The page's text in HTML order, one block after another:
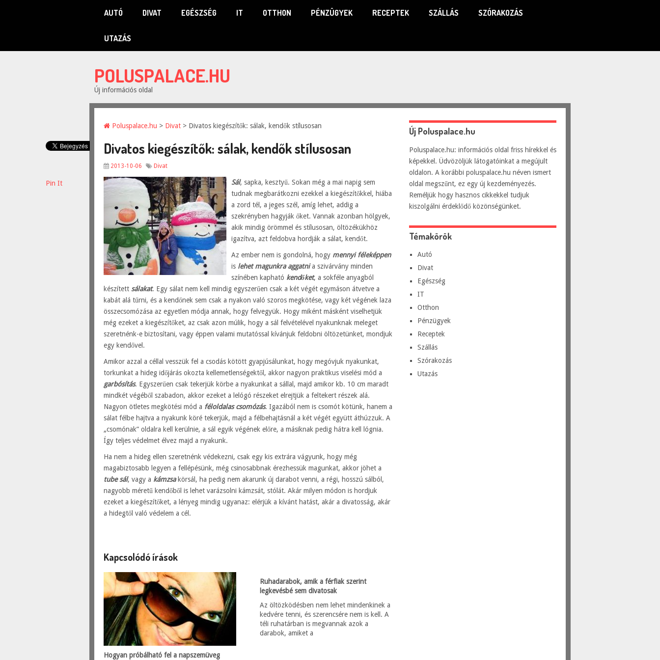
AUTÓ DIVAT EGÉSZSÉG IT OTTHON PÉNZÜGYEK RECEPTEK SZÁLLÁS SZÓRAKOZÁS
UTAZÁS
POLUSPALACE.HU
Új információs oldal
Poluspalace.hu > Divat > Divatos kiegészítők: sálak, kendők stílusosan
Divatos kiegészítők: sálak, kendők stílusosan
2013-10-06 Divat
Sál, sapka, kesztyű. Sokan még a mai napig sem
tudnak megbarátkozni ezekkel a kiegészítőkkel, hiába
a zord tél, a jeges szél, amíg lehet, addig a
szekrényben hagyják őket. Vannak azonban hölgyek,
akik mindig örömmel és stílusosan, öltözékükhöz
igazítva, azt feldobva hordják a sálat, kendőt.
Az ember nem is gondolná, hogy mennyi féleképpen
is lehet magunkra aggatnia szivárvány minden
színében kapható kendőket, a sokféle anyagból
készített sálakat. Egy sálat nem kell mindig egyszerűen csak a két végét egymáson átvetve a
kabát alá tűrni, és a kendőnek sem csak a nyakon való szoros megkötése, vagy két végének laza
összecsomózása az egyetlen módja annak, hogy felvegyük. Hogy miként másként viselhetjük
még ezeket a kiegészítőket, az csak azon múlik, hogy a sál felvételével nyakunknak meleget
szeretnénk-e biztosítani, vagy éppen valami mutatóssal kívánjuk feldobni öltözetünket, mondjuk
egy kendővel.
Amikor azzal a céllal vesszük fel a csodás kötött gyapjúsálunkat, hogy megóvjuk nyakunkat,
torkunkat a hideg időjárás okozta kellemetlenségektől, akkor nagyon praktikus viselési mód a
garbósítás. Egyszerűen csak tekerjük körbe a nyakunkat a sállal, majd amikor kb. 10 cm maradt
mindkét végéből szabadon, akkor ezeket a lelógó részeket elrejtjük a feltekert részek alá.
Nagyon ötletes megkötési mód a féloldalas csomózás. Igazából nem is csomót kötünk, hanem a
sálat félbe hajtva a nyakunk köré tekerjük, majd a félbehajtásnál a két végét együtt áthúzzuk. A
„csomónak” oldalra kell kerülnie, a sál egyik végének előre, a másiknak pedig hátra kell lógnia.
Így teljes védelmet élvez majd a nyakunk.
Ha nem a hideg ellen szeretnénk védekezni, csak egy kis extrára vágyunk, hogy még
magabiztosabb legyen a fellépésünk, még csinosabbnak érezhessük magunkat, akkor jöhet a
tube sál, vagy a kámzsakörsál, ha pedig nem akarunk új darabot venni, a régi, hosszú sálból,
nagyobb méretű kendőből is lehet varázsolni kámzsát, stólát. Akár milyen módon is hordjuk
ezeket a kiegészítőket, a lényeg mindig ugyanaz: elérjük a kívánt hatást, akár a divatosság, akár
a hidegtől való védelem a cél.
Pin It
Kapcsolódó írások
Hogyan próbálható fel a napszemüveg
Ruhadarabok, amik a férfiak szerint
legkevésbé sem divatosak
Az öltözködésben nem lehet mindenkinek a
kedvére tenni, és szerencsére nem is kell. A
téli ruhatárban is megvannak azok a
darabok, amiket a
Új Poluspalace.hu
Poluspalace.hu: információs oldal friss hírekkel és
képekkel. Üdvözöljük látogatóinkat a megújult
oldalon. A korábbi poluspalace.hu néven ismert
oldal megszűnt, ez egy új kezdeményezés.
Reméljük hogy hasznos cikkekkel tudjuk
kiszolgálni érdeklődő közönségünket.
Témakörök
Autó
Divat
Egészség
IT
Otthon
Pénzügyek
Receptek
Szállás
Szórakozás
Utazás